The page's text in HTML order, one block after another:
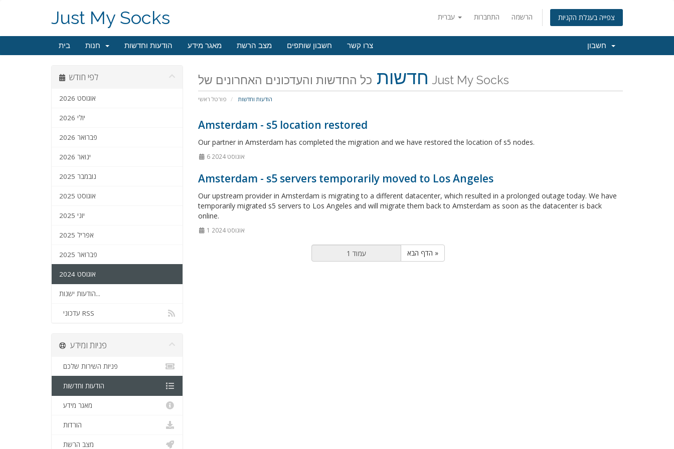
התחברות הרשמה צפייה בעגלת הקניות Just My Socks
בית הודעות וחדשות מאגר מידע מצב הרשת חשבון שותפים צרו קשר
חדשות כל החדשות והעדכונים האחרונים של Just My Socks
פורטל ראשי הודעות וחדשות
לפי חודש
אוגוסט 2026
יולי 2026
פברואר 2026
ינואר 2026
נובמבר 2025
אוגוסט 2025
יוני 2025
אפריל 2025
פברואר 2025
אוגוסט 2024
הודעות ישנות...
עדכוני RSS
Amsterdam - s5 location restored
Our partner in Amsterdam has completed the migration and we have restored the location of s5 nodes.
6 אוגוסט 2024
Amsterdam - s5 servers temporarily moved to Los Angeles
Our upstream provider in Amsterdam is migrating to a different datacenter, which resulted in a prolonged outage today. We have
temporarily migrated s5 servers to Los Angeles and will migrate them back to Amsterdam as soon as the datacenter is back
online.
1 אוגוסט 2024
הדף הבא »
פניות ומידע
פניות השירות שלכם
הודעות וחדשות
מאגר מידע
הורדות
מצב הרשת